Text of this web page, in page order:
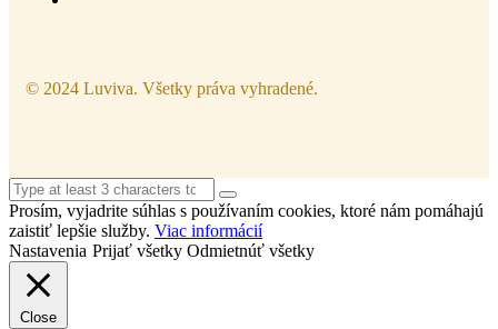
© 2024 Luviva. Všetky práva vyhradené.
Prosím, vyjadrite súhlas s používaním cookies, ktoré nám pomáhajú
zaistiť lepšie služby. Viac informácií
Nastavenia Prijať všetky Odmietnúť všetky
Close